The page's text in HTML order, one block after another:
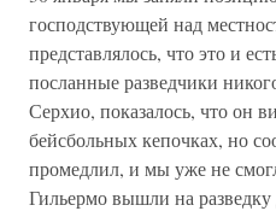
господствующей над
представлялось, что это и
посланные разведчики
Серхио, показалось, что он
бейсбольных кепочках, но
промедлил, и мы уже не
Гильермо вышли на